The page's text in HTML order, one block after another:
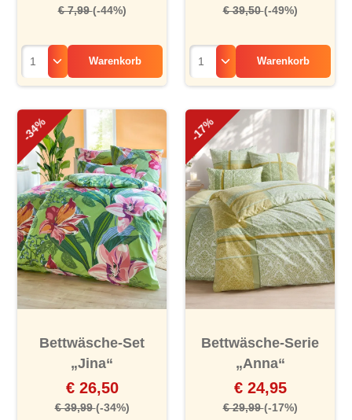
€ 7,99(-44%)
Warenkorb
€ 39,50(-49%)
Warenkorb
-34%
Bettwäsche-Set
„Jina“
€ 26,50
€ 39,99(-34%)
-17%
Bettwäsche-Serie
„Anna“
€ 24,95
€ 29,99(-17%)